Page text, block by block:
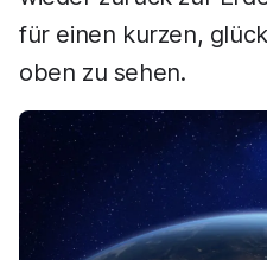
für einen kurzen,
oben zu sehen.